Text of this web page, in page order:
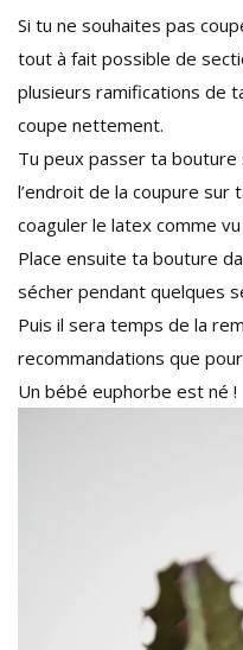
Si tu ne souhaites pas
tout à fait possible de
plusieurs ramifications de
coupe nettement.
Tu peux passer ta bouture
l’endroit de la coupure sur
coaguler le latex comme
Place ensuite ta bouture
sécher pendant quelques
Puis il sera temps de la
recommandations que
Un bébé euphorbe est né !